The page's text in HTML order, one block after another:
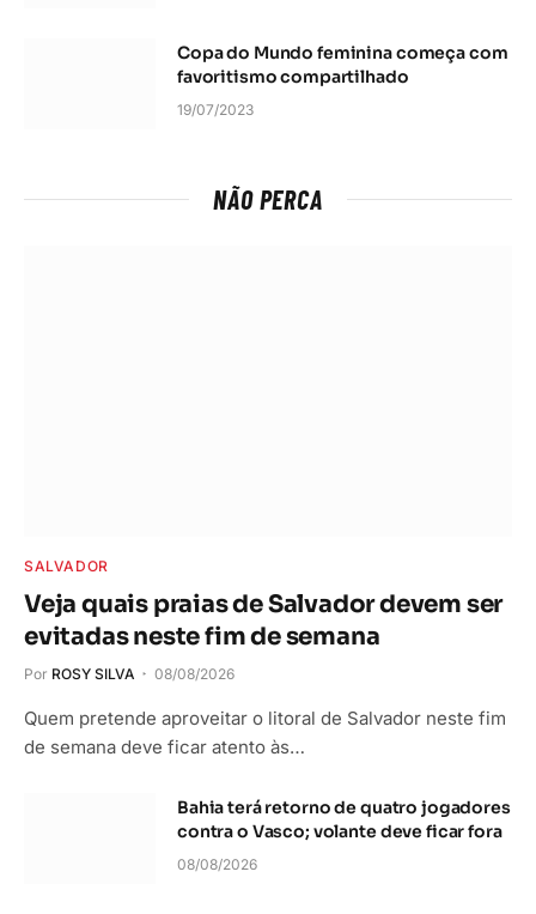
Copa do Mundo feminina começa com
favoritismo compartilhado
19/07/2023
NÃO PERCA
SALVADOR
Veja quais praias de Salvador devem ser
evitadas neste fim de semana
Por ROSY SILVA 08/08/2026
Quem pretende aproveitar o litoral de Salvador neste fim
de semana deve ficar atento às…
Bahia terá retorno de quatro jogadores
contra o Vasco; volante deve ficar fora
08/08/2026